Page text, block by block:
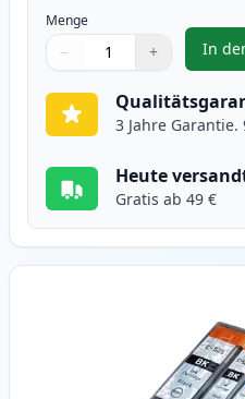
Menge
Verwenden Sie die Tasten,
− +
1
In
3 Jahre Garantie.
Heute
Gratis ab 49 €